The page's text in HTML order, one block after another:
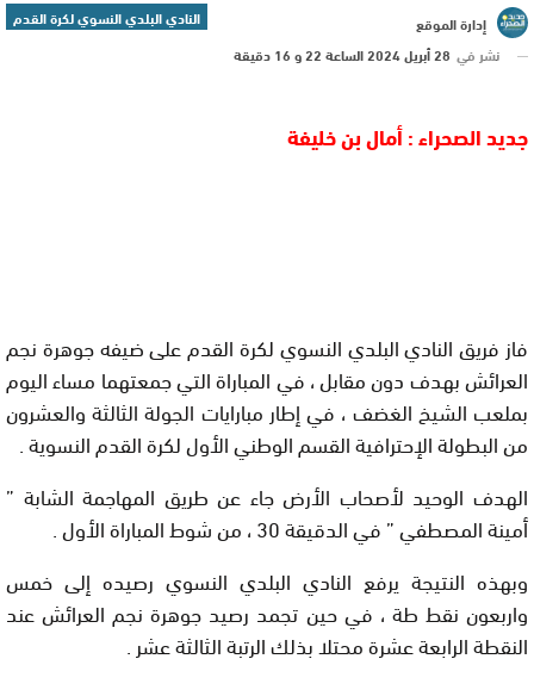
النادي البلدي النسوي لكرة القدم
إدارة الموقع
نشر في 28 أبريل 2024 الساعة 22 و 16 دقيقة
جديد الصحراء : أمال بن خليفة
فاز فريق النادي البلدي النسوي لكرة القدم على ضيفه جوهرة نجم
العرائش بهدف دون مقابل ، في المباراة التي جمعتهما مساء اليوم
بملعب الشيخ الغضف ، في إطار مبارايات الجولة الثالثة والعشرون
من البطولة الإحترافية القسم الوطني الأول لكرة القدم النسوية .
الهدف الوحيد لأصحاب الأرض جاء عن طريق المهاجمة الشابة ”
أمينة المصطفي ” في الدقيقة 30 ، من شوط المباراة الأول .
وبهذه النتيجة يرفع النادي البلدي النسوي رصيده إلى خمس
واربعون نقط طة ، في حين تجمد رصيد جوهرة نجم العرائش عند
النقطة الرابعة عشرة محتلا بذلك الرتبة الثالثة عشر .